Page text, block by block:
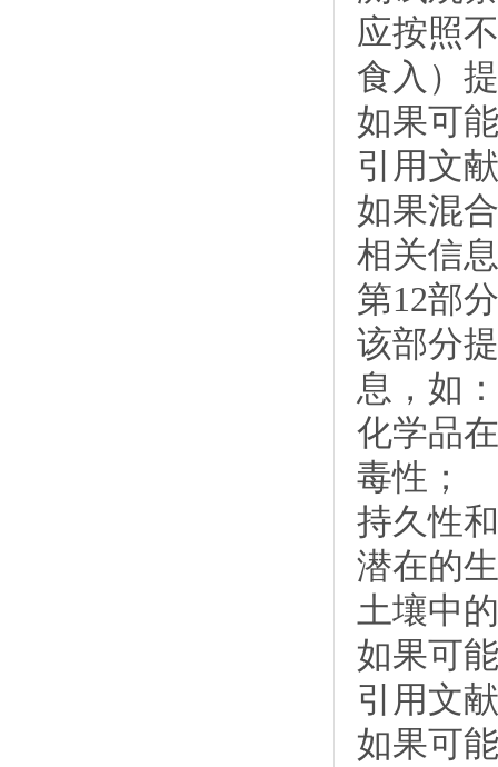
应按照
食入）
如果可
引用文
如果混
相关信
第12部
该部分
息，如：
化学品
毒性；
持久性
潜在的
土壤中
如果可
引用文
如果可